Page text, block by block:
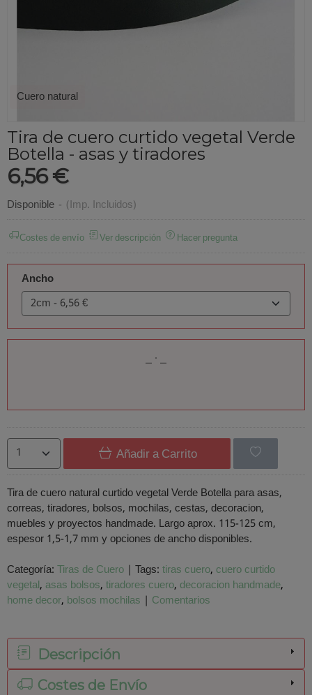
Cuero natural
Tira de cuero curtido vegetal Verde
Botella - asas y tiradores
6,56 €
Disponible - (Imp. Incluidos)
Costes de envío Ver descripción Hacer pregunta
Ancho
Añadir a Carrito
Tira de cuero natural curtido vegetal Verde Botella para asas,
correas, tiradores, bolsos, mochilas, cestas, decoracion,
muebles y proyectos handmade. Largo aprox. 115-125 cm,
espesor 1,5-1,7 mm y opciones de ancho disponibles.
Categoría:Tiras de Cuero | Tags:tiras cuero cuero curtido
vegetal asas bolsos tiradores cuero decoracion handmade
home decor bolsos mochilas | Comentarios
Descripción
Costes de Envío